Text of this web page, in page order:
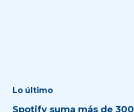
Lo último
Spotify suma más de 300